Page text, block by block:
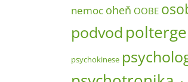
nemoc oheň OOBE
podvod
psychokinese